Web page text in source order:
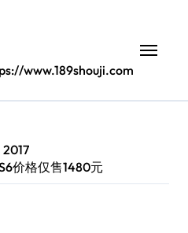
www.189shouji.com
2017
价格仅售1480元